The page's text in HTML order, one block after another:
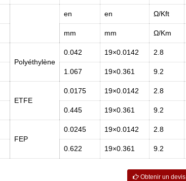
en en Ω/Kft
mm mm Ω/Km
Polyéthylène
0.042 19×0.0142 2.8
1.067 19×0.361 9.2
ETFE
0.0175 19×0.0142 2.8
0.445 19×0.361 9.2
FEP
0.0245 19×0.0142 2.8
0.622 19×0.361 9.2
Obtenir un devis